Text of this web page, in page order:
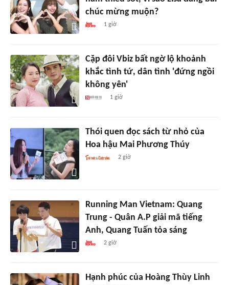
chúc mừng muộn?
1 giờ
Cặp đôi Vbiz bất ngờ lộ khoảnh
khắc tình tứ, dân tình 'đứng ngồi
không yên'
1 giờ
Thói quen đọc sách từ nhỏ của
Hoa hậu Mai Phương Thúy
2 giờ
Running Man Vietnam: Quang
Trung - Quân A.P giải mã tiếng
Anh, Quang Tuấn tỏa sáng
2 giờ
Hạnh phúc của Hoàng Thùy Linh